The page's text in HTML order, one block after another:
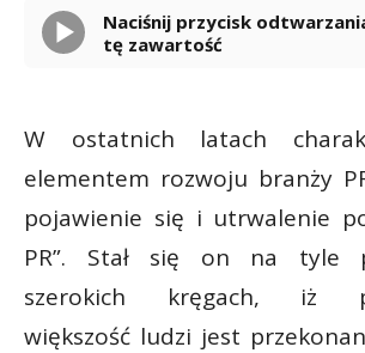
Naciśnij przycisk odtwarzania, aby odsłuchać
tę zawartość
W ostatnich latach
elementem rozwoju branży
pojawienie się i utrwalenie
PR”. Stał się on na tyle
szerokich kręgach, iż
większość ludzi jest